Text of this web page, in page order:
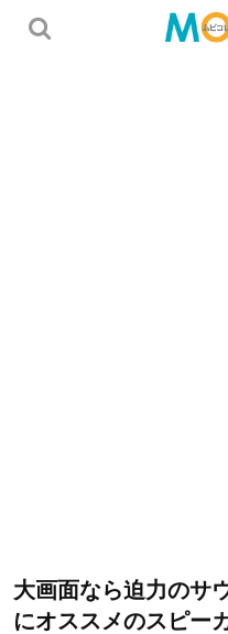
大画面なら迫力のサ
にオススメのスピー